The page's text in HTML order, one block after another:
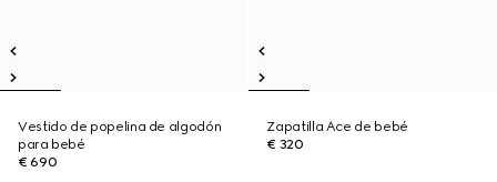
Vestido de popelina de algodón
para bebé
€ 690
Zapatilla Ace de bebé
€ 320